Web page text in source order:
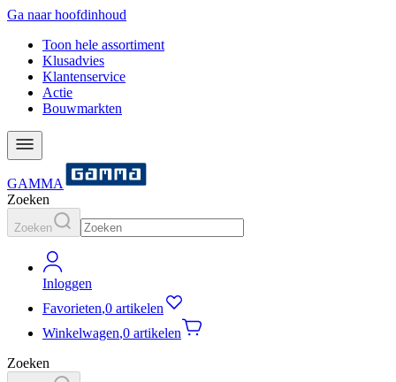
Ga naar hoofdinhoud
Toon hele assortiment
Klusadvies
Klantenservice
Actie
Bouwmarkten
GAMMA
Zoeken
Zoeken
Inloggen
Favorieten,0 artikelen
Winkelwagen,0 artikelen
Zoeken